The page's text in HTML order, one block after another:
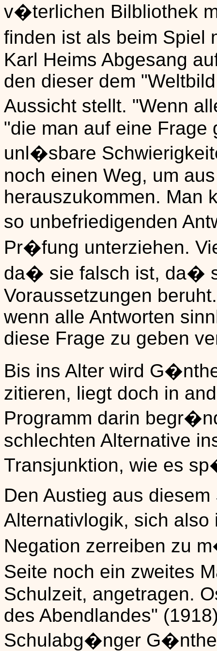
v�terlichen Bilbliothek
finden ist als beim
Karl Heims Abgesang
den dieser dem
Aussicht stellt. "Wenn
"die man auf eine Frage
unl�sbare
noch einen Weg, um
herauszukommen. Man
so unbefriedigenden
Pr�fung unterziehen.
da� sie falsch ist, da�
Voraussetzungen
wenn alle Antworten
diese Frage zu geben
Bis ins Alter wird
zitieren, liegt doch in
Programm darin
schlechten Alternative
Transjunktion, wie es
Den Austieg aus
Alternativlogik, sich
Negation zerreiben zu
Seite noch ein zweites
Schulzeit, angetragen.
des Abendlandes"
Schulabg�nger